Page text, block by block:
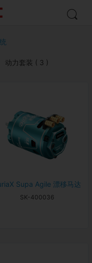
动力套装 ( 3 )
Supa Agile 漂移马达
SK-400036